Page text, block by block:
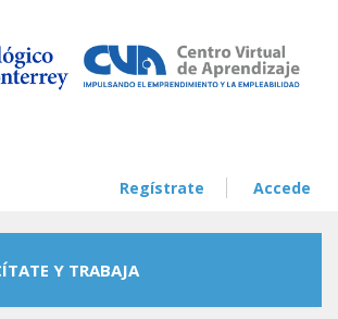
Regístrate Accede
Y TRABAJA